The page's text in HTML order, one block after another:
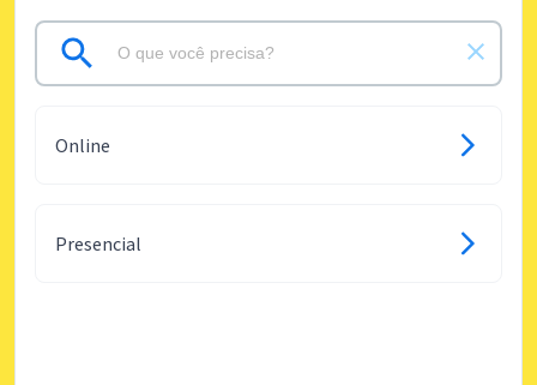
Online
Presencial